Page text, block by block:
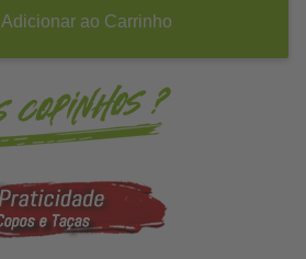
Adicionar ao Carrinho